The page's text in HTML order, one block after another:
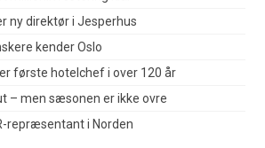
ny direktør i Jesperhus
kender Oslo
første hotelchef i over 120 år
– men sæsonen er ikke ovre
repræsentant i Norden